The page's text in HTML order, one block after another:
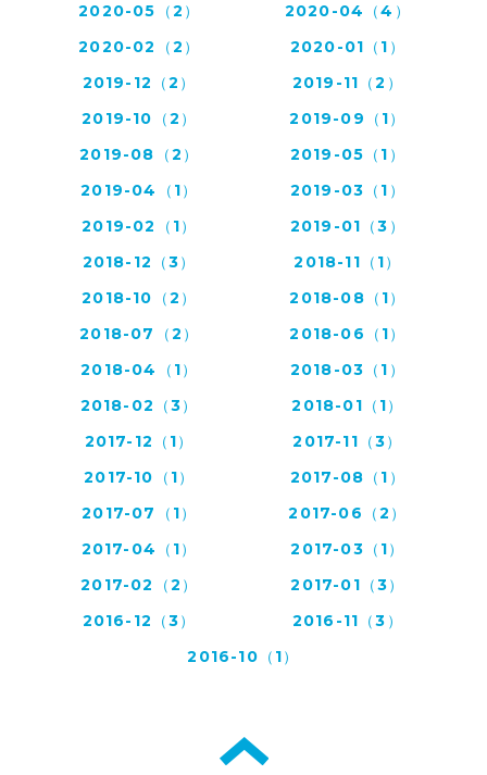
2020-05（2）
2020-04（4）
2020-02（2）
2020-01（1）
2019-12（2）
2019-11（2）
2019-10（2）
2019-09（1）
2019-08（2）
2019-05（1）
2019-04（1）
2019-03（1）
2019-02（1）
2019-01（3）
2018-12（3）
2018-11（1）
2018-10（2）
2018-08（1）
2018-07（2）
2018-06（1）
2018-04（1）
2018-03（1）
2018-02（3）
2018-01（1）
2017-12（1）
2017-11（3）
2017-10（1）
2017-08（1）
2017-07（1）
2017-06（2）
2017-04（1）
2017-03（1）
2017-02（2）
2017-01（3）
2016-12（3）
2016-11（3）
2016-10（1）